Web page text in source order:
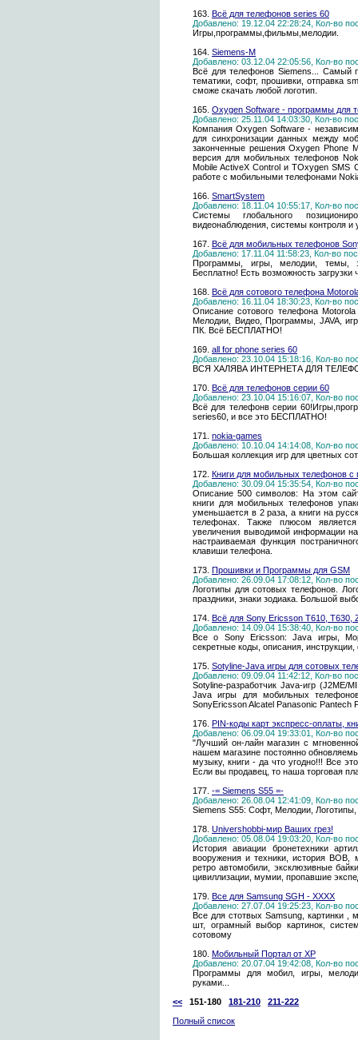
163. Всё для телефонов series 60
Добавлено: 19.12.04 22:28:24, Кол-во
Игры,программы,фильмы,мелодии.
164. Siemens-M
Добавлено: 03.12.04 22:05:56, Кол-во
Всё для телефонов Siemens... Самый
тематики, софт, прошивки, отправка
сможе скачать любой логотип.
165. Oxygen Software - программы для
Добавлено: 25.11.04 14:03:30, Кол-во
Компания Oxygen Software -
для синхронизации данных между
законченные решения Oxygen Phone
версия для мобильных телефонов
Mobile ActiveX Control и TOxygen SMS
работе с мобильными телефонами
166. SmartSystem
Добавлено: 18.11.04 10:55:17, Кол-во
Системы глобального
видеонаблюдения, системы контроля
167. Всё для мобильных телефонов
Добавлено: 17.11.04 11:58:23, Кол-во
Программы, игры, мелодии, темы,
Бесплатно! Есть возможность
168. Всё для сотового телефона
Добавлено: 16.11.04 18:30:23, Кол-во
Описание сотового телефона
Мелодии, Видео, Программы, JAVA,
ПК. Всё БЕСПЛАТНО!
169. all for phone series 60
Добавлено: 23.10.04 15:18:16, Кол-во
ВСЯ ХАЛЯВА ИНТЕРНЕТА ДЛЯ
170. Всё для телефонов серии 60
Добавлено: 23.10.04 15:16:07, Кол-во
Всё для телефонв серии
series60, и все это БЕСПЛАТНО!
171. nokia-games
Добавлено: 10.10.04 14:14:08, Кол-во
Большая коллекция игр для цветных
172. Книги для мобильных телефонов с
Добавлено: 30.09.04 15:35:54, Кол-во
Описание 500 символов: На этом
книги для мобильных телефонов
уменьшается в 2 раза, а книги на
телефонах. Также плюсом
увеличения выводимой информации
настраиваемая функция
клавиши телефона.
173. Прошивки и Программы для GSM
Добавлено: 26.09.04 17:08:12, Кол-во
Логотипы для сотовых телефонов.
праздники, знаки зодиака. Большой
174. Всё для Sony Ericsson T610, T630,
Добавлено: 14.09.04 15:38:40, Кол-во
Все о Sony Ericsson: Java игры,
секретные коды, описания,
175. Sotyline-Java игры для сотовых
Добавлено: 09.09.04 11:42:12, Кол-во
Sotyline-разработчик Java-игр (J2ME/
Java игры для мобильных
SonyEricsson Alcatel Panasonic Pantech
176. PIN-коды карт экспресс-оплаты,
Добавлено: 06.09.04 19:33:01, Кол-во
"Лучший он-лайн магазин с
нашем магазине постоянно
музыку, книги - да что угодно!!! Все
Если вы продавец, то наша торговая
177. -= Siemens S55 =-
Добавлено: 26.08.04 12:41:09, Кол-во
Siemens S55: Софт, Мелодии,
178. Univershobbi-мир Ваших грез!
Добавлено: 05.08.04 19:03:20, Кол-во
История авиации бронетехники
вооружения и техники, история ВОВ,
ретро автомобили, эксклюзивные
цивиллизации, мумии, пропавшие
179. Все для Samsung SGH - XXXX
Добавлено: 27.07.04 19:25:23, Кол-во
Все для стотвых Samsung, картинки
шт, ограмный выбор картинок,
сотовому
180. Мобильный Портал от XP
Добавлено: 20.07.04 19:42:08, Кол-во
Программы для мобил, игры,
руками...
<<
151-180 181-210
211-222
Полный список